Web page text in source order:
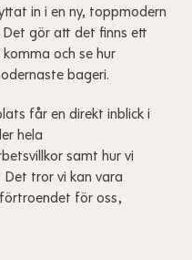
in i en ny, toppmodern
gör att det finns ett
och se hur
bageri.
får en direkt inblick i
hela
samt hur vi
Det tror vi kan vara
för oss,